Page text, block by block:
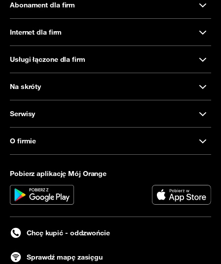
Abonament dla firm
Internet dla firm
Usługi łączone dla firm
Na skróty
Serwisy
O firmie
Pobierz aplikację Mój Orange
Chcę kupić - oddzwońcie
Sprawdź mapę zasięgu